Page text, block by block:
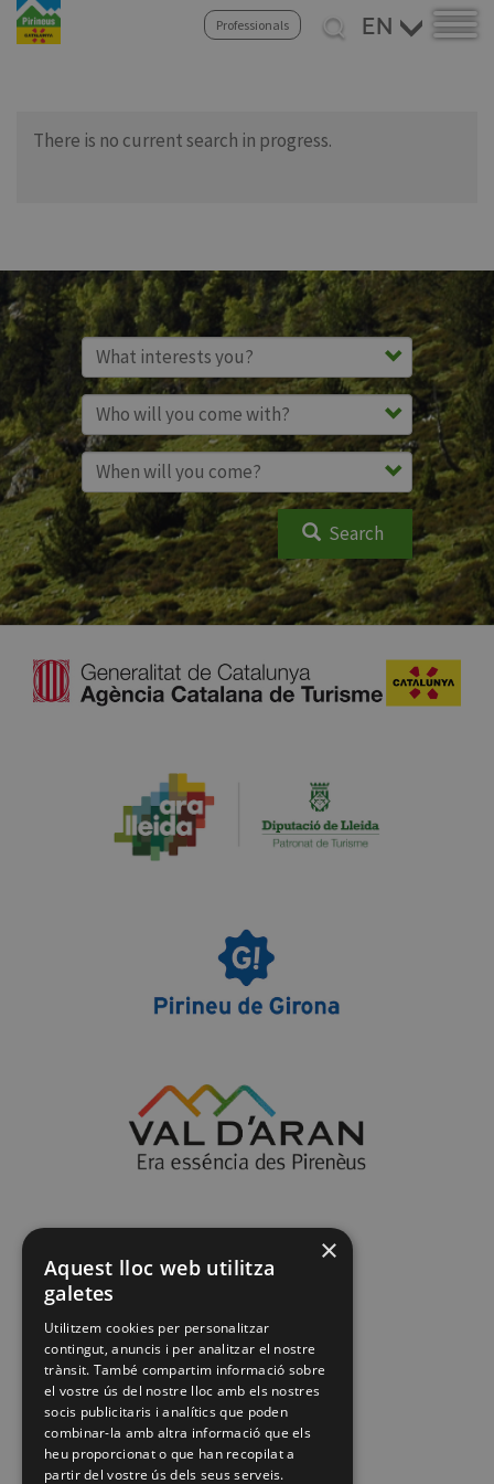
content
Professionals
Select
your
There is no current search in progress.
Search
×
Aquest lloc web utilitza
galetes
Utilitzem cookies per personalitzar
contingut, anuncis i per analitzar el nostre
trànsit. També compartim informació sobre
el vostre ús del nostre lloc amb els nostres
socis publicitaris i analítics que poden
combinar-la amb altra informació que els
heu proporcionat o que han recopilat a
partir del vostre ús dels seus serveis.